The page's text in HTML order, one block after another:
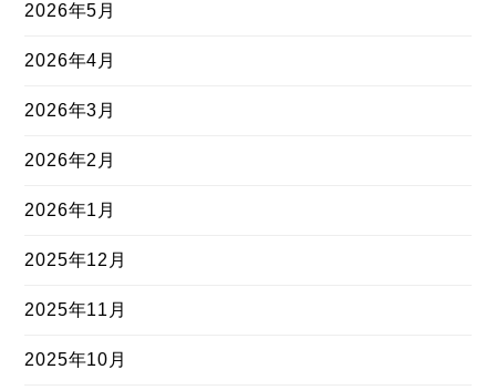
2026年5月
2026年4月
2026年3月
2026年2月
2026年1月
2025年12月
2025年11月
2025年10月